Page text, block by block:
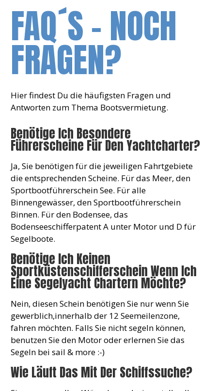
FAQ´S - NOCH
FRAGEN?
Hier findest Du die häufigsten Fragen und
Antworten zum Thema Bootsvermietung.
Benötige Ich Besondere
Führerscheine Für Den Yachtcharter?
Ja, Sie benötigen für die jeweiligen Fahrtgebiete
die entsprechenden Scheine. Für das Meer, den
Sportbootführerschein See. Für alle
Binnengewässer, den Sportbootführerschein
Binnen. Für den Bodensee, das
Bodenseeschifferpatent A unter Motor und D für
Segelboote.
Benötige Ich Keinen
Sportküstenschifferschein Wenn Ich
Eine Segelyacht Chartern Möchte?
Nein, diesen Schein benötigen Sie nur wenn Sie
gewerblich,innerhalb der 12 Seemeilenzone,
fahren möchten. Falls Sie nicht segeln können,
benutzen Sie den Motor oder erlernen Sie das
Segeln bei sail & more :-)
Wie Läuft Das Mit Der Schiffssuche?